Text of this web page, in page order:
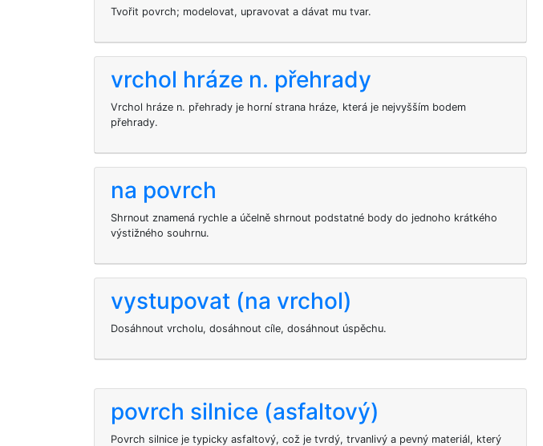
Tvořit povrch; modelovat, upravovat a dávat mu tvar.
vrchol hráze n. přehrady
Vrchol hráze n. přehrady je horní strana hráze, která je nejvyšším bodem
přehrady.
na povrch
Shrnout znamená rychle a účelně shrnout podstatné body do jednoho krátkého
výstižného souhrnu.
vystupovat (na vrchol)
Dosáhnout vrcholu, dosáhnout cíle, dosáhnout úspěchu.
povrch silnice (asfaltový)
Povrch silnice je typicky asfaltový, což je tvrdý, trvanlivý a pevný materiál, který